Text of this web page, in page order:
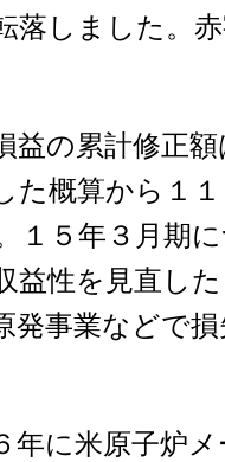
落しました。
の累計修正額
た概算から１
１５年３月期
益性を見直した
発事業などで
に米原子炉メ